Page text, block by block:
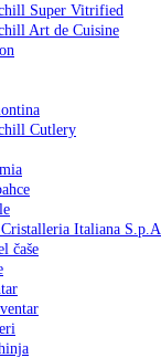
Super Vitrified
Art de Cuisine
Cutlery
Italiana S.p.A.
čaše